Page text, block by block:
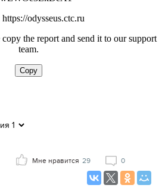
Мне нравится 29 0